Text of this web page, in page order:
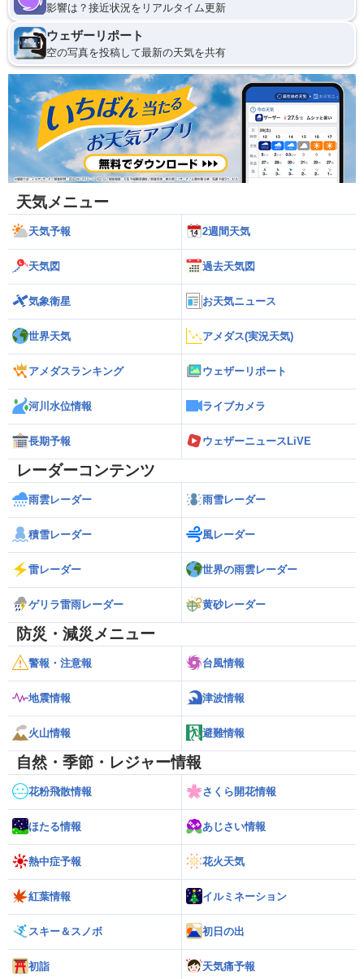
影響は？接近状況をリアルタイム更新
ウェザーリポート
空の写真を投稿して最新の天気を共有
天気メニュー
天気予報 2週間天気
天気図 過去天気図
気象衛星 お天気ニュース
世界天気 アメダス(実況天気)
アメダスランキング ウェザーリポート
河川水位情報 ライブカメラ
長期予報 ウェザーニュースLiVE
レーダーコンテンツ
雨雲レーダー 雨雪レーダー
積雪レーダー 風レーダー
雷レーダー 世界の雨雲レーダー
ゲリラ雷雨レーダー 黄砂レーダー
防災・減災メニュー
警報・注意報 台風情報
地震情報 津波情報
火山情報 避難情報
自然・季節・レジャー情報
花粉飛散情報 さくら開花情報
ほたる情報 あじさい情報
熱中症予報 花火天気
紅葉情報 イルミネーション
スキー＆スノボ 初日の出
初詣 天気痛予報